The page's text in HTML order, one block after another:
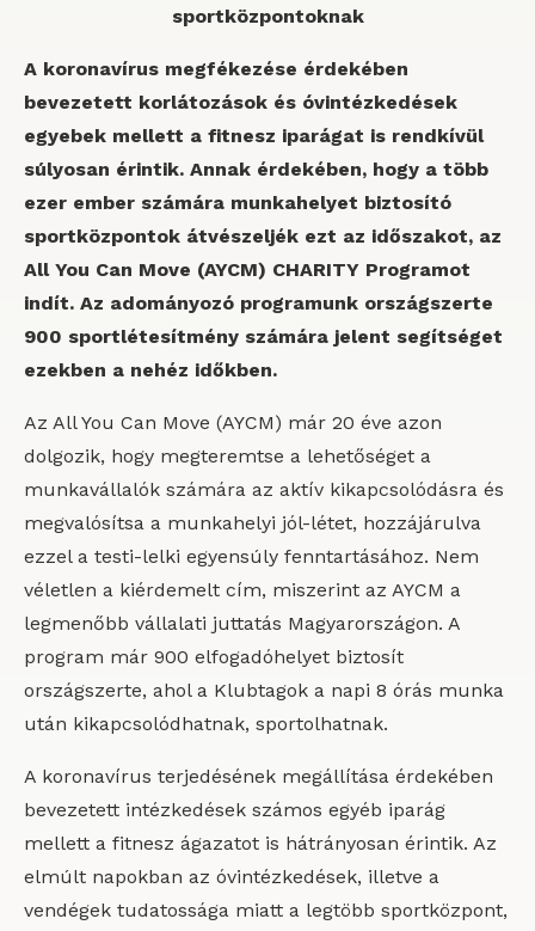
sportközpontoknak
A koronavírus megfékezése érdekében
bevezetett korlátozások és óvintézkedések
egyebek mellett a fitnesz iparágat is rendkívül
súlyosan érintik. Annak érdekében, hogy a több
ezer ember számára munkahelyet biztosító
sportközpontok átvészeljék ezt az időszakot, az
All You Can Move (AYCM) CHARITY Programot
indít. Az adományozó programunk országszerte
900 sportlétesítmény számára jelent segítséget
ezekben a nehéz időkben.
Az All You Can Move (AYCM) már 20 éve azon
dolgozik, hogy megteremtse a lehetőséget a
munkavállalók számára az aktív kikapcsolódásra és
megvalósítsa a munkahelyi jól-létet, hozzájárulva
ezzel a testi-lelki egyensúly fenntartásához. Nem
véletlen a kiérdemelt cím, miszerint az AYCM a
legmenőbb vállalati juttatás Magyarországon. A
program már 900 elfogadóhelyet biztosít
országszerte, ahol a Klubtagok a napi 8 órás munka
után kikapcsolódhatnak, sportolhatnak.
A koronavírus terjedésének megállítása érdekében
bevezetett intézkedések számos egyéb iparág
mellett a fitnesz ágazatot is hátrányosan érintik. Az
elmúlt napokban az óvintézkedések, illetve a
vendégek tudatossága miatt a legtöbb sportközpont,